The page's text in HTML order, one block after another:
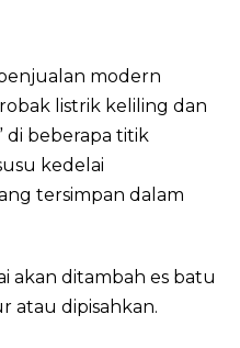
modern
listrik keliling dan
di beberapa titik
kedelai
tersimpan dalam
akan ditambah es batu
atau dipisahkan.